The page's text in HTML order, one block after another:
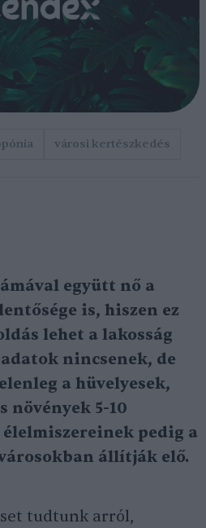
városi kertészkedés
együtt nő a
is, hiszen ez
lehet a lakosság
nincsenek, de
a hüvelyesek,
növények 5-10
pedig a
állítják elő.
tudtunk arról,